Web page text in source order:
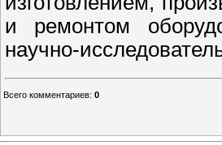
и ремонтом
научно-
Всего комментариев: 0